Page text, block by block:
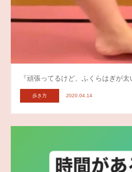
『頑張ってるけど、ふくらはぎが
歩き方 2020.04.14